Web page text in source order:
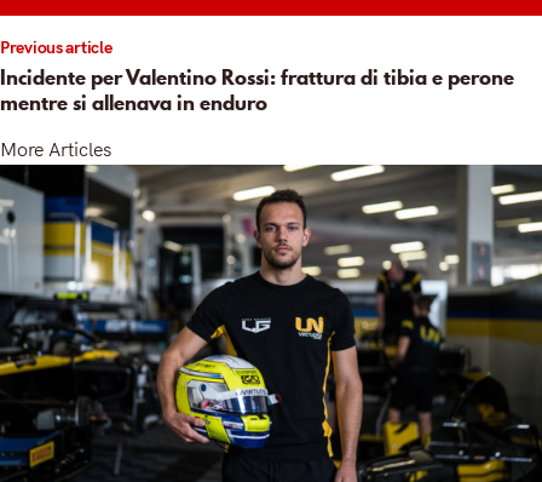
Previous article
Incidente per Valentino Rossi: frattura di tibia e perone
mentre si allenava in enduro
More Articles